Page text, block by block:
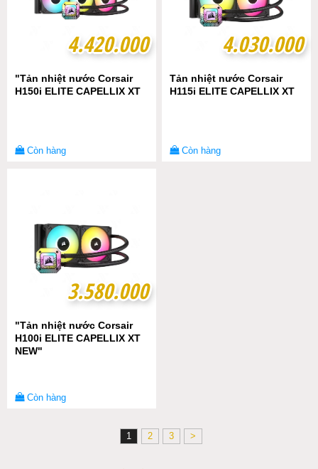
4.420.000
4.420.000
"Tản nhiệt nước Corsair
H150i ELITE CAPELLIX XT
Còn hàng
4.030.000
4.030.000
Tản nhiệt nước Corsair
H115i ELITE CAPELLIX XT
Còn hàng
3.580.000
3.580.000
"Tản nhiệt nước Corsair
H100i ELITE CAPELLIX XT
NEW"
Còn hàng
1 2 3 >